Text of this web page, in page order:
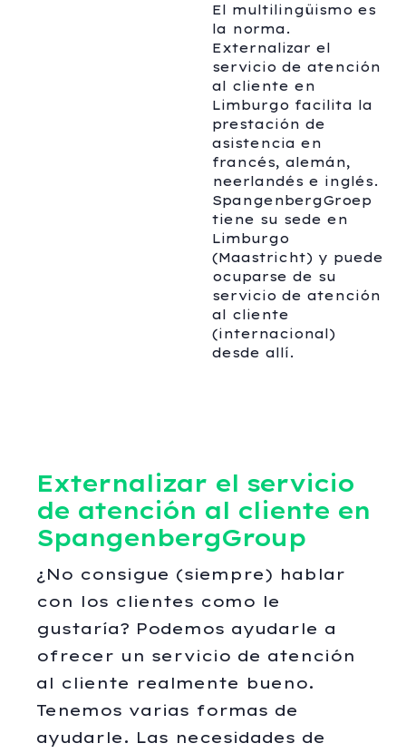
El multilingüismo es
la norma.
Externalizar el
servicio de atención
al cliente en
Limburgo facilita la
prestación de
asistencia en
francés, alemán,
neerlandés e inglés.
SpangenbergGroep
tiene su sede en
Limburgo
(Maastricht) y puede
ocuparse de su
servicio de atención
al cliente
(internacional)
desde allí.
Externalizar el servicio
de atención al cliente en
SpangenbergGroup
¿No consigue (siempre) hablar
con los clientes como le
gustaría? Podemos ayudarle a
ofrecer un servicio de atención
al cliente realmente bueno.
Tenemos varias formas de
ayudarle. Las necesidades de